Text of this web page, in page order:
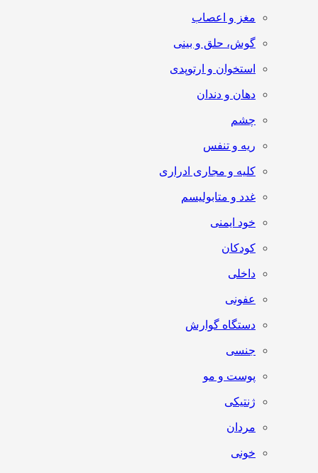
مغز و اعصاب
گوش، حلق و بینی
استخوان و ارتوپدی
دهان و دندان
چشم
ریه و تنفس
کلیه و مجاری ادراری
غدد و متابولیسم
خود ایمنی
کودکان
داخلی
عفونی
دستگاه گوارش
جنسی
پوست و مو
ژنتیکی
مردان
خونی